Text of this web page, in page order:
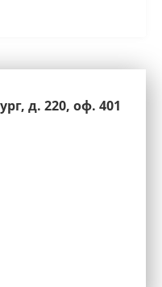
д. 220, оф. 401